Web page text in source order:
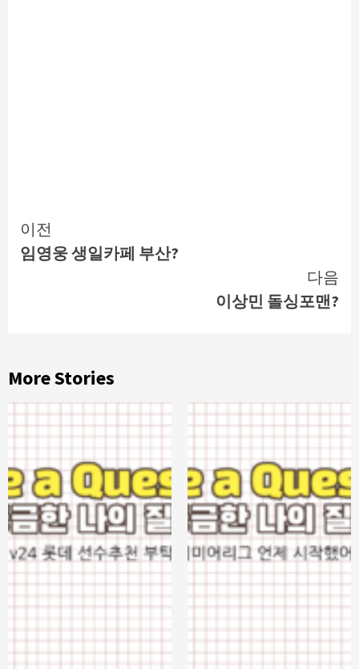
Continue
Reading
이전
임영웅 생일카페 부산?
다음
이상민 돌싱포맨?
More Stories